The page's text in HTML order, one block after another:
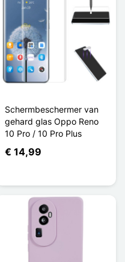
Schermbeschermer van
gehard glas Oppo Reno
10 Pro / 10 Pro Plus
€ 14,99